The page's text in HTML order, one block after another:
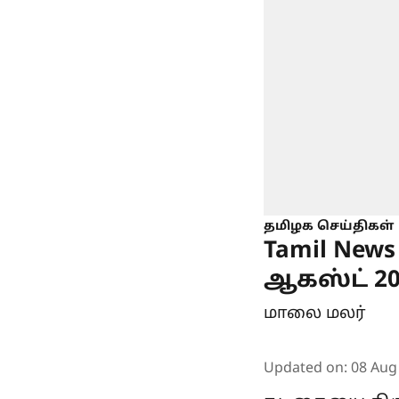
தமிழக செய்திகள்
Tamil
ஆகஸ்ட்
மாலை மலர்
Updated on: 08